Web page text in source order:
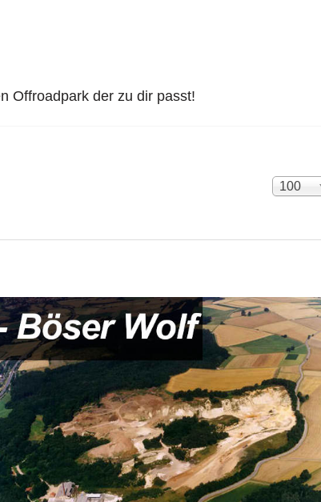
Offroadpark der zu dir passt!
Anzeige
100